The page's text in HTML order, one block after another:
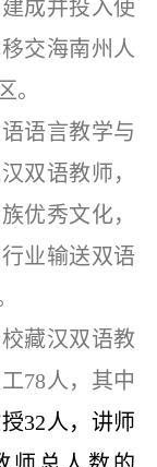
成并投入使
交海南州人
。
语言教学与
双语教师，
优秀文化，
业输送双语
藏汉双语教
78人，其中
32人，讲师